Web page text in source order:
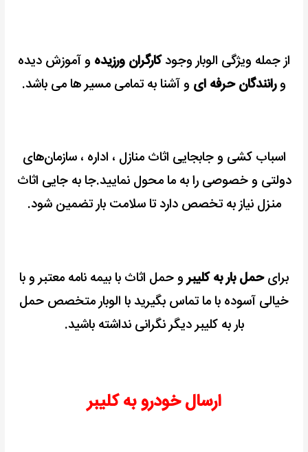
از جمله ویژگی الوبار وجودکارگران ورزیده و آموزش دیده
ورانندگان حرفه ای و آشنا به تمامی مسیر ها می باشد.
اسباب کشی و جابجایی اثاث منازل ، اداره ، سازمان‌های
دولتی و خصوصی را به ما محول نمایید.جا به جایی اثاث
منزل نیاز به تخصص دارد تا سلامت بار تضمین شود.
برایحمل بار به کلیبرو حمل اثاث با بیمه نامه معتبر و با
خیالی آسوده با ما تماس بگیرید با الوبار متخصص حمل
بار به کلیبر دیگر نگرانی نداشته باشید.
ارسال خودرو به کلیبر